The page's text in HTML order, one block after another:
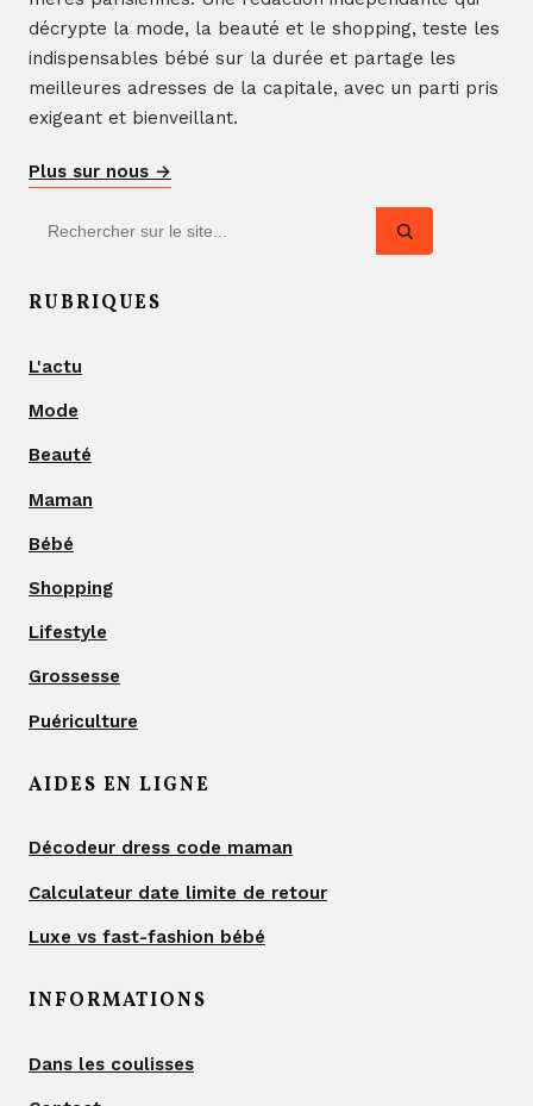
décrypte la mode, la beauté et le shopping, teste les
indispensables bébé sur la durée et partage les
meilleures adresses de la capitale, avec un parti pris
exigeant et bienveillant.
Plus sur nous →
RUBRIQUES
L'actu
Mode
Beauté
Maman
Bébé
Shopping
Lifestyle
Grossesse
Puériculture
AIDES EN LIGNE
Décodeur dress code maman
Calculateur date limite de retour
Luxe vs fast-fashion bébé
INFORMATIONS
Dans les coulisses